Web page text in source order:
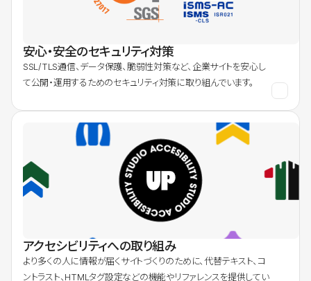
安心・安全のセキュリティ対策
SSL/TLS通信、データ保護、脆弱性対策など、企業サイトを安心し
て公開・運用するためのセキュリティ対策に取り組んでいます。
アクセシビリティへの取り組み
より多くの人に情報が届くサイトづくりのために、代替テキスト、コ
ントラスト、HTMLタグ設定などの機能やリファレンスを提供してい